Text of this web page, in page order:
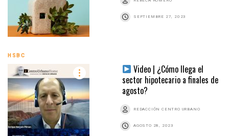
SEPTIEMBRE 27, 2023
HSBC
Video | ¿Cómo llega el
sector hipotecario a finales de
agosto?
REDACCIÓN CENTRO URBANO
AGOSTO 28, 2023